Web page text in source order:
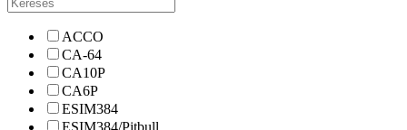
ACCO
CA-64
CA10P
CA6P
ESIM384
ESIM384/Pitbull